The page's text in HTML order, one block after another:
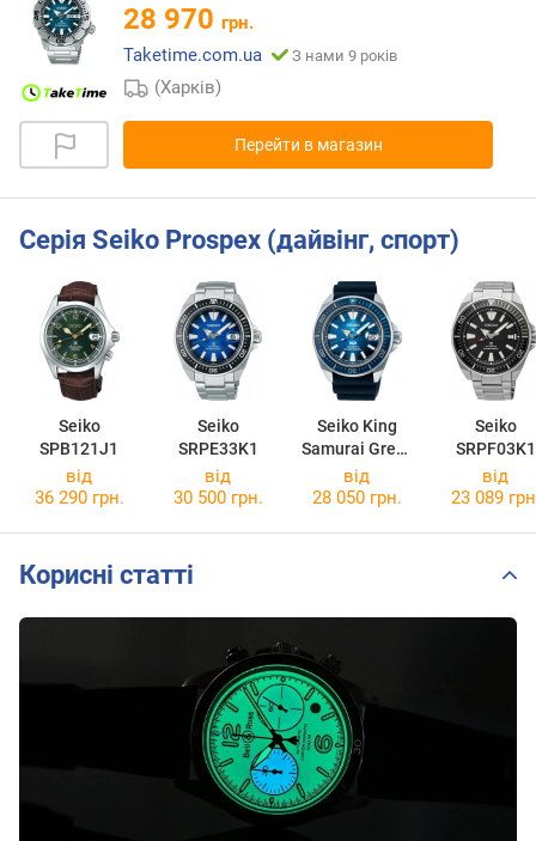
28 970 грн.
Taketime.com.ua
З нами 9 років
(Харків)
Перейти в магазин
Серія Seiko Prospex (дайвінг, спорт)
Seiko
SPB121J1
Seiko
SRPE33K1
Seiko King
Samurai Great
Blue PADI
Edition
Seiko
SRPF03K1
від
36 290 грн.
від
30 500 грн.
від
28 050 грн.
від
23 089
Корисні статті